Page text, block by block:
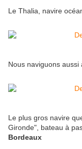
Le Thalia, navire
Nous naviguons aussi
Le plus gros navire
Gironde", bateau à
Bordeaux